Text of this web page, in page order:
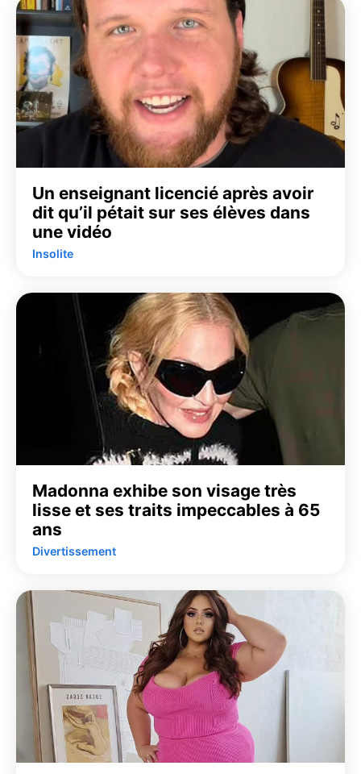
Un enseignant licencié après avoir
dit qu’il pétait sur ses élèves dans
une vidéo
Insolite
Madonna exhibe son visage très
lisse et ses traits impeccables à 65
ans
Divertissement